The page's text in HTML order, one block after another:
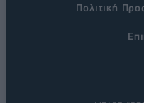
Πολιτική